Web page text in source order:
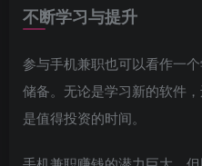
不断学习与提升
参与手机兼职也可以看作一
储备。无论是学习新的软件
是值得投资的时间。